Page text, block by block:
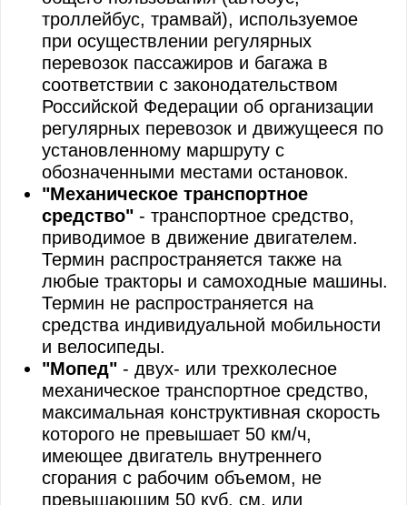
троллейбус, трамвай), используемое
при осуществлении регулярных
перевозок пассажиров и багажа в
соответствии с законодательством
Российской Федерации об организации
регулярных перевозок и движущееся по
установленному маршруту с
обозначенными местами остановок.
"Механическое транспортное
средство" - транспортное средство,
приводимое в движение двигателем.
Термин распространяется также на
любые тракторы и самоходные машины.
Термин не распространяется на
средства индивидуальной мобильности
и велосипеды.
"Мопед" - двух- или трехколесное
механическое транспортное средство,
максимальная конструктивная скорость
которого не превышает 50 км/ч,
имеющее двигатель внутреннего
сгорания с рабочим объемом, не
превышающим 50 куб. см, или